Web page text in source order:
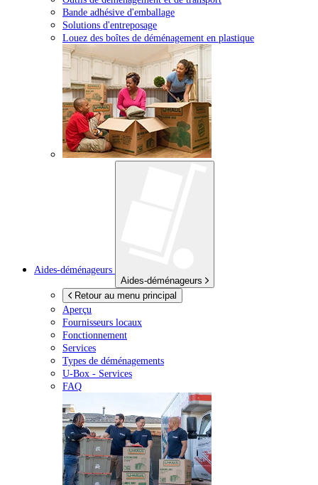
Bande adhésive d'emballage
Solutions d'entreposage
Louez des boîtes de déménagement en plastique
Aides-déménageurs
Aides-déménageurs
Retour au menu principal
Aperçu
Fournisseurs locaux
Fonctionnement
Services
Types de déménagements
U-Box - Services
FAQ